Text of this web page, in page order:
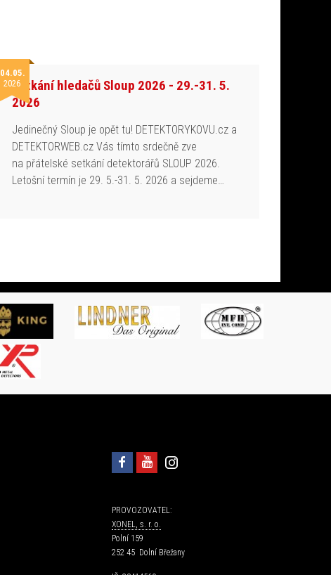
04.05.
2026Setkání hledačů Sloup 2026 - 29.-31. 5.
2026
Jedinečný Sloup je opět tu! DETEKTORYKOVU.cz a
DETEKTORWEB.cz Vás tímto srdečně zve
na přátelské setkání detektorářů SLOUP 2026.
Letošní termín je 29. 5.-31. 5. 2026 a sejdeme…
PROVOZOVATEL:
XONEL, s. r. o.
Polní 159
252 45 Dolní Břežany